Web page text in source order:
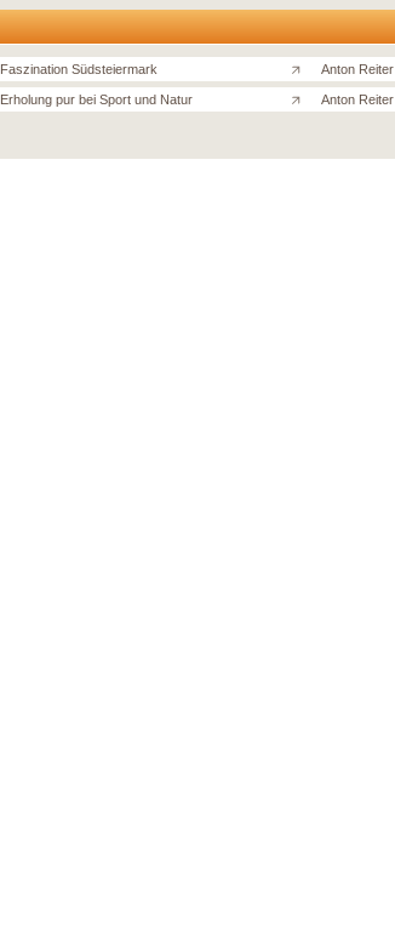
Faszination Südsteiermark Anton Reiter
Erholung pur bei Sport und Natur Anton Reiter